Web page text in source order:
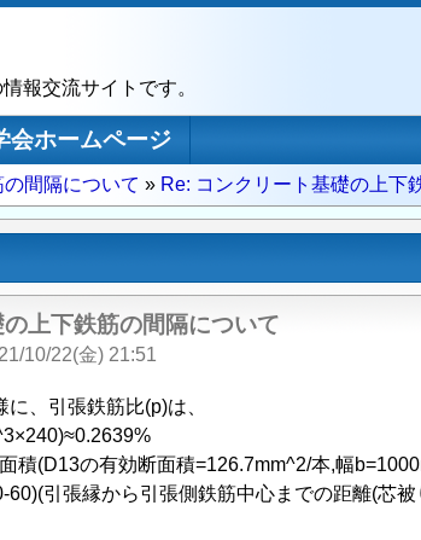
報交流サイトです。
会ホームページ
間隔について Re: コンクリート基礎の上下
上下鉄筋の間隔について
10/22(金) 21:51
、引張鉄筋比(p)は、
積(D13の有効断面積=126.7mm^2/本,幅
縁から引張側鉄筋中心までの距離(芯被